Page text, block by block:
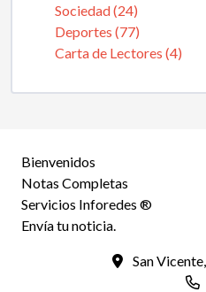
Sociedad (24)
Deportes (77)
Carta de Lectores (4)
Bienvenidos
Notas Completas
Servicios Inforedes ®
Envía tu noticia.
San